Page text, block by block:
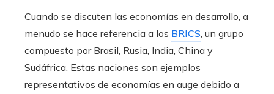
Cuando se discuten las economías en desarrollo, a
menudo se hace referencia a los BRICS , un grupo
compuesto por Brasil, Rusia, India, China y
Sudáfrica. Estas naciones son ejemplos
representativos de economías en auge debido a